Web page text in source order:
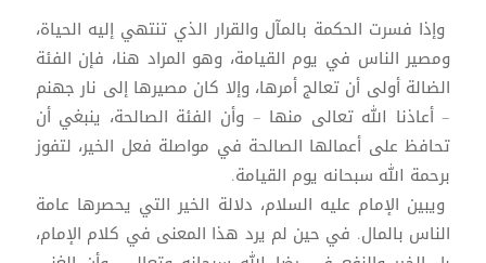
وإذا فسرت الحكمة بالمآل والقرار الذي تنتهي إليه الحياة،
ومصير الناس في يوم القيامة، وهو المراد هنا، فإن الفئة
الضالة أولى أن تعالج أمرها، وإلا كان مصيرها إلى نار جهنم
– أعاذنا الله تعالى منها – وأن الفئة الصالحة، ينبغي أن
تحافظ على أعمالها الصالحة في مواصلة فعل الخير، لتفوز
برحمة الله سبحانه يوم القيامة.
ويبين الإمام عليه السلام، دلالة الخير التي يحصرها عامة
الناس بالمال. في حين لم يرد هذا المعنى في كلام الإمام،